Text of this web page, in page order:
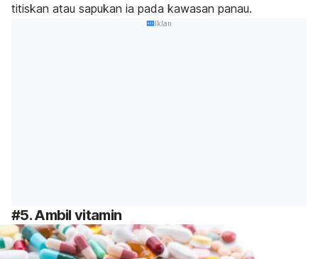
titiskan atau sapukan ia pada kawasan panau.
Iklan
#5. Ambil vitamin